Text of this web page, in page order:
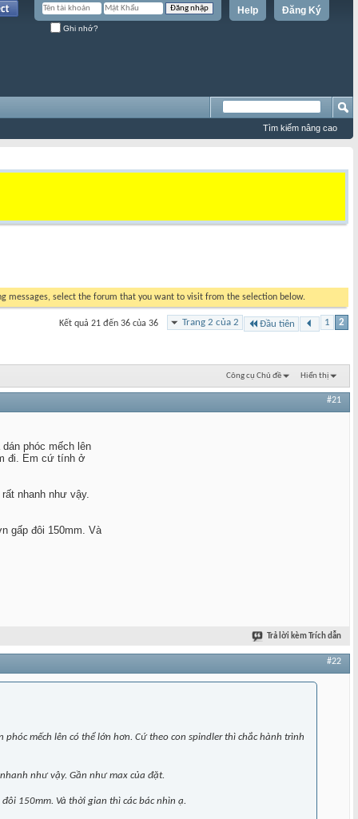
Đăng Ký
Help
Ghi nhớ?
Tìm kiếm nâng cao
messages, select the forum that you want to visit from the selection below.
Trang 2 của 2 Đầu tiên 1 2
Kết quả 21 đến 36 của 36
Công cụ Chủ đề Hiển thị
#21
phóc mếch lên
đi. Em cứ tính ở
nhanh như vậy.
gấp đôi 150mm. Và
Trả lời kèm Trích dẫn
#22
mếch lên có thể lớn hơn. Cứ theo con spindler thì chắc hành trình
như vậy. Gần như max của đặt.
150mm. Và thời gian thì các bác nhìn ạ.